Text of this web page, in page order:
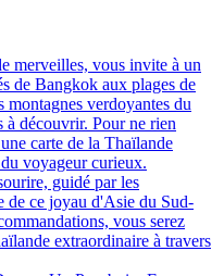
merveilles, vous invite à un
de Bangkok aux plages de
montagnes verdoyantes du
à découvrir. Pour ne rien
carte de la Thaïlande
voyageur curieux.
guidé par les
de ce joyau d'Asie du Sud-
vous serez
extraordinaire à travers